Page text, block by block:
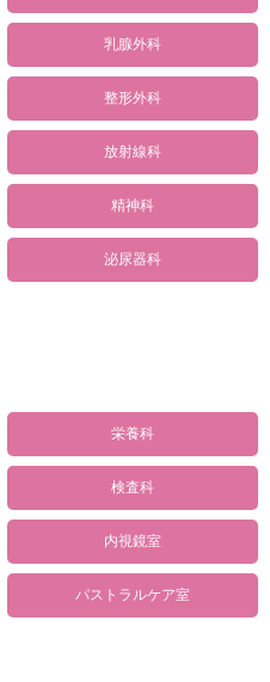
乳腺外科
整形外科
放射線科
精神科
泌尿器科
栄養科
検査科
内視鏡室
パストラルケア室